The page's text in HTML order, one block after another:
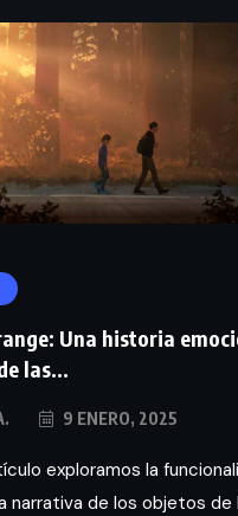
Una historia
las...
9 ENERO, 2025
exploramos la
narrativa de los objetos de